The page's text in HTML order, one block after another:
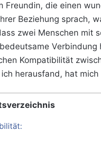
Freundin, die einen
Beziehung sprach,
zwei Menschen mit
Verbindung
Kompatibilität
herausfand, hat